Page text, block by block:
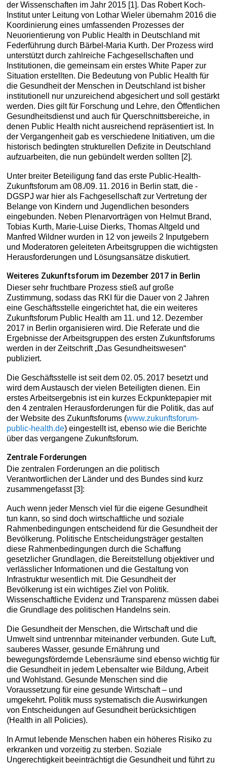
der Wissenschaften im Jahr 2015 [1]. Das Robert Koch-
Institut unter Leitung von Lothar Wieler übernahm 2016 die
Koordinierung eines umfassenden Prozesses der
Neuorientierung von ­Public Health in Deutschland mit
Federführung durch Bärbel-Maria Kurth. Der Prozess wird
unterstützt durch zahlreiche Fachgesellschaften und
Institutionen, die gemeinsam ein erstes White Paper zur
Situation erstellten. Die Bedeutung von Public Health für
die Gesundheit der Menschen in Deutschland ist bisher
institutionell nur unzureichend abgesichert und soll gestärkt
werden. Dies gilt für Forschung und Lehre, den Öffentlichen
Gesundheitsdienst und auch für Querschnittsbereiche, in
denen ­Public Health nicht ausreichend repräsentiert ist. In
der Vergangenheit gab es verschiedene Initiativen, um die
historisch bedingten strukturellen Defizite in Deutschland
aufzuarbeiten, die nun gebündelt werden sollten [2].
Unter breiter Beteiligung fand das erste Public-Health-
Zukunftsforum am 08./09. 11. 2016 in Berlin statt, die ­
DGSPJ war hier als Fachgesellschaft zur Vertretung der
Belange von Kindern und Jugendlichen besonders
eingebunden. Neben Plenarvorträgen von Helmut Brand,
Tobias Kurth, Marie-Luise Dierks, Thomas Altgeld und
Manfred Wildner wurden in 12 von jeweils 2 Inputgebern
und Moderatoren geleiteten Arbeitsgruppen die wichtigsten
Herausforderungen und Lösungsansätze diskutiert.
Weiteres Zukunftsforum im Dezember 2017 in Berlin
Dieser sehr fruchtbare Prozess stieß auf große
Zustimmung, sodass das RKI für die Dauer von 2 Jahren
eine Geschäftsstelle eingerichtet hat, die ein weiteres
Zukunftsforum Public Health am 11. und 12. Dezember
2017 in Berlin organisieren wird. Die Referate und die
Ergebnisse der Arbeitsgruppen des ersten Zukunftsforums
werden in der Zeitschrift „Das Gesundheitswesen“
publiziert.
Die Geschäftsstelle ist seit dem 02. 05. 2017 besetzt und
wird dem Austausch der vielen Beteiligten dienen. Ein
erstes Arbeitsergebnis ist ein kurzes Eckpunktepapier mit
den 4 zentralen Herausforderungen für die Politik, das auf
der Website des Zukunftsforums (www.zukunftsforum-
public-health.de) eingestellt ist, ebenso wie die Berichte
über das vergangene Zukunftsforum.
Zentrale Forderungen
Die zentralen Forderungen an die politisch
Verantwortlichen der Länder und des Bundes sind kurz
zusammengefasst [3]:
Auch wenn jeder Mensch viel für die eigene Gesundheit
tun kann, so sind doch wirtschaftliche und soziale
Rahmenbedingungen entscheidend für die Gesundheit der
Bevölkerung. Politische Entscheidungsträger gestalten
diese Rahmenbedingungen durch die Schaffung
gesetzlicher Grundlagen, die Bereitstellung objektiver und
verlässlicher Informationen und die Gestaltung von
Infrastruktur wesentlich mit. Die Gesundheit der
Bevölkerung ist ein wichtiges Ziel von Politik.
Wissenschaftliche Evidenz und Transparenz müssen dabei
die Grundlage des politischen Handelns sein.
Die Gesundheit der Menschen, die Wirtschaft und die
Umwelt sind untrennbar miteinander verbunden. Gute Luft,
sauberes Wasser, gesunde Ernährung und
bewegungsfördernde Lebensräume sind ebenso wichtig für
die Gesundheit in jedem Lebensalter wie Bildung, Arbeit
und Wohlstand. Gesunde Menschen sind die
Voraussetzung für eine gesunde Wirtschaft – und
umgekehrt. Politik muss systematisch die Auswirkungen
von Entscheidungen auf Gesundheit berücksichtigen
(Health in all Policies).
In Armut lebende Menschen haben ein höheres Risiko zu
erkranken und vorzeitig zu sterben. Soziale
Ungerechtigkeit beeinträchtigt die Gesundheit und führt zu